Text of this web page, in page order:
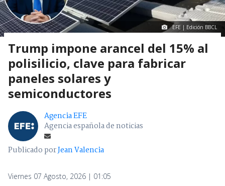
EFE | Edición BBCL
Trump impone arancel del 15% al
polisilicio, clave para fabricar
paneles solares y
semiconductores
Agencia EFE
Agencia española de noticias
Publicado porJean Valencia
Viernes 07 Agosto, 2026 | 01:05